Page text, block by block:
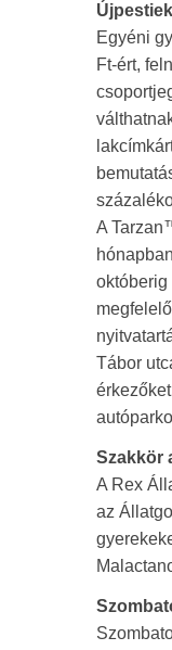
Egyéni
Ft-ért,
A
Tábor
Szakkör
A Rex
az